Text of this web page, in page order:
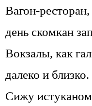
Вагон-
день скомкан
Вокзалы, как
далеко и близко.
Сижу